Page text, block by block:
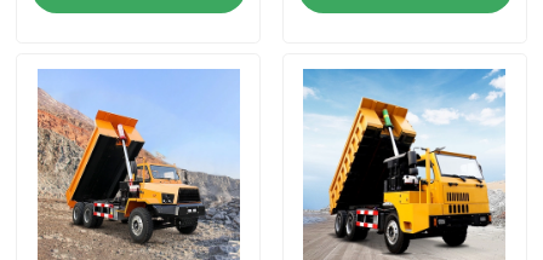
O nas
Łączność
Produkty
filmy